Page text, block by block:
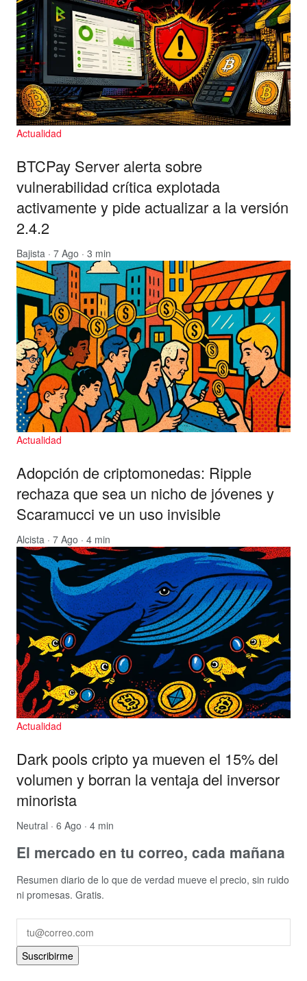
Actualidad
BTCPay Server alerta sobre
vulnerabilidad crítica explotada
activamente y pide actualizar a la versión
2.4.2
Bajista · 7 Ago · 3 min
Actualidad
Adopción de criptomonedas: Ripple
rechaza que sea un nicho de jóvenes y
Scaramucci ve un uso invisible
Alcista · 7 Ago · 4 min
Actualidad
Dark pools cripto ya mueven el 15% del
volumen y borran la ventaja del inversor
minorista
Neutral · 6 Ago · 4 min
El mercado en tu correo, cada mañana
Resumen diario de lo que de verdad mueve el precio, sin ruido
ni promesas. Gratis.
Suscribirme